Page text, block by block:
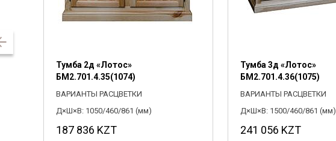
Тумба 2д «Лотос»
БМ2.701.4.35(1074)
ВАРИАНТЫ РАСЦВЕТКИ
Д×Ш×В: 1050/460/861 (мм)
187 836 KZT
Тумба 3д «Лотос»
БМ2.701.4.36(1075)
ВАРИАНТЫ РАСЦВЕТКИ
Д×Ш×В: 1500/460/861 (мм)
241 056 KZT